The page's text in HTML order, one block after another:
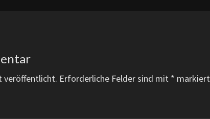
veröffentlicht. Erforderliche Felder sind mit * markiert